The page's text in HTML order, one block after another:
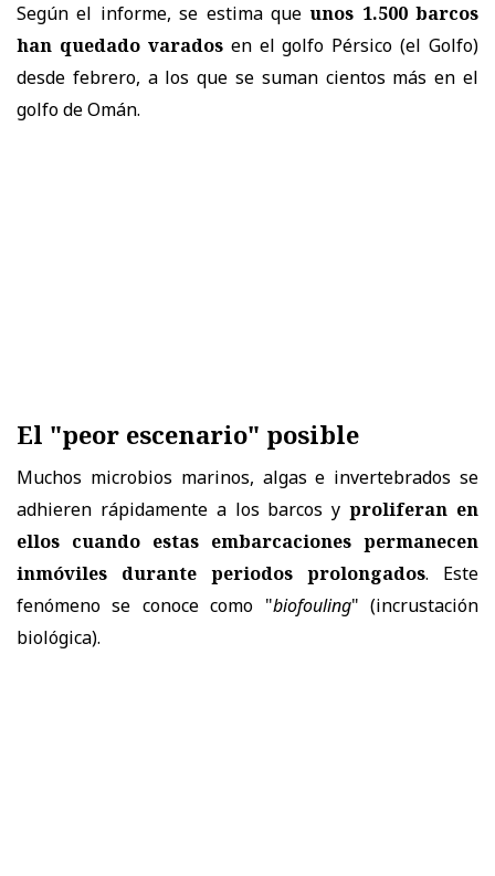
Según el informe, se estima queunos 1.500 barcos
han quedado varadosen el golfo Pérsico (el Golfo)
desde febrero, a los que se suman cientos más en el
golfo de Omán.
El "peor escenario" posible
Muchos microbios marinos, algas e invertebrados se
adhieren rápidamente a los barcos yproliferan en
ellos cuando estas embarcaciones permanecen
inmóviles durante periodos prolongados. Este
fenómeno se conoce como "biofouling" (incrustación
biológica).